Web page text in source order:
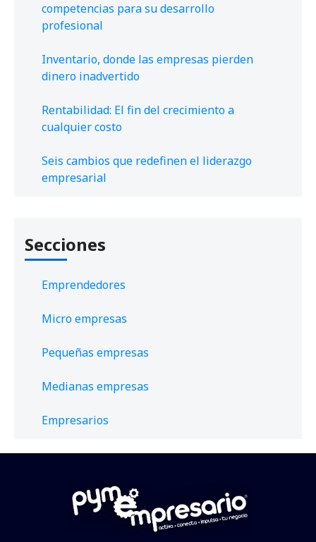
competencias para su desarrollo
profesional
Inventario, donde las empresas pierden
dinero inadvertido
Rentabilidad: El fin del crecimiento a
cualquier costo
Seis cambios que redefinen el liderazgo
empresarial
Secciones
Emprendedores
Micro empresas
Pequeñas empresas
Medianas empresas
Empresarios